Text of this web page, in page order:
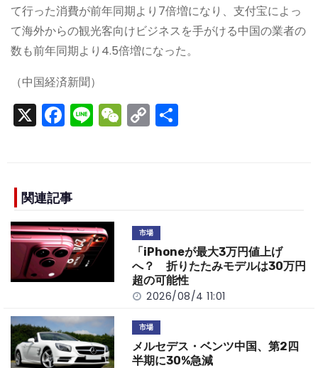
て行った消費が前年同期より7倍増になり、支付宝によっ
て海外からの観光客向けビジネスを手がける中国の業者の
数も前年同期より4.5倍増になった。
（中国経済新聞）
X F
a
e
b
o
o
k
Li
n
W
e
C
o
n
k
関連記事
市場
「iPhoneが最大3万円値上げ
へ？ 折りたたみモデルは30万円
超の可能性
2026/08/4 11:01
市場
メルセデス・ベンツ中国、第2四
半期に30%急減